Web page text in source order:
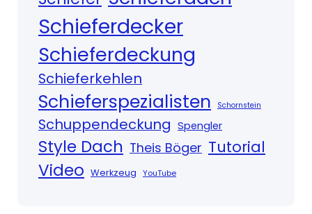
Schieferdecker
Schieferdeckung
Schieferkehlen
Schieferspezialisten Schornstein
Schuppendeckung Spengler
Style Dach Theis Böger Tutorial
Video Werkzeug YouTube